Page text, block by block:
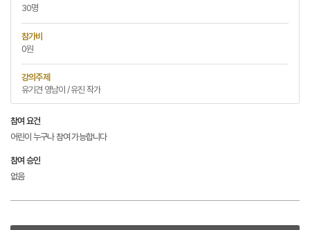
30명
참가비
0원
강의주제
유기견 영남이 / 유진 작가
참여 요건
어린이 누구나 참여 가능합니다
참여 승인
없음